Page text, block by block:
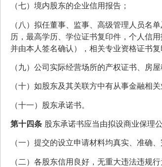
（七）境内股东的企业信用报告；
（八）拟任董事、监事、高级管理人员名
历，最高学历、学位证书复印件，个人信
并由本人签名确认），相关专业资格证书
（九）公司实际经营场所的产权证书、房
（十）如股东及其关联方中有从事金融相
（十一）股东承诺书。
第十四条 股东承诺书应当由拟设商业保理
（一）提交的设立申请材料均真实、准确
（二）各股东信用良好，无重大违法违规